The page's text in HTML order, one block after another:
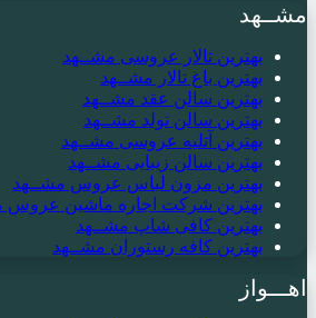
مشــهد
بهترین تالار عروسی مشــهد
بهترین باغ تالار مشــهد
بهترین سالن عقد مشــهد
بهترین سالن تولد مشــهد
بهترین آتلیه عروسی مشــهد
بهترین سالن زیبایی مشــهد
بهترین مزون لباس عروس مشــهد
بهترین شرکت اجاره ماشین عروس
بهترین کافی شاپ مشــهد
بهترین کافه رستوران مشــهد
اهـــواز